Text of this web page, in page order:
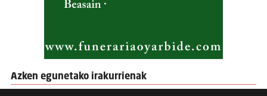
Azken egunetako irakurrienak